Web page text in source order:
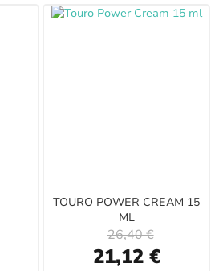
TOURO POWER CREAM 15
ML
Special
Price
21,12 €
26,40 €